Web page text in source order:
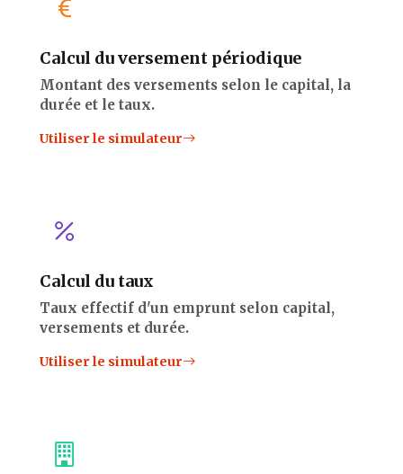
Calcul du versement périodique
Montant des versements selon le capital, la
durée et le taux.
Utiliser le simulateur
Calcul du taux
Taux effectif d'un emprunt selon capital,
versements et durée.
Utiliser le simulateur